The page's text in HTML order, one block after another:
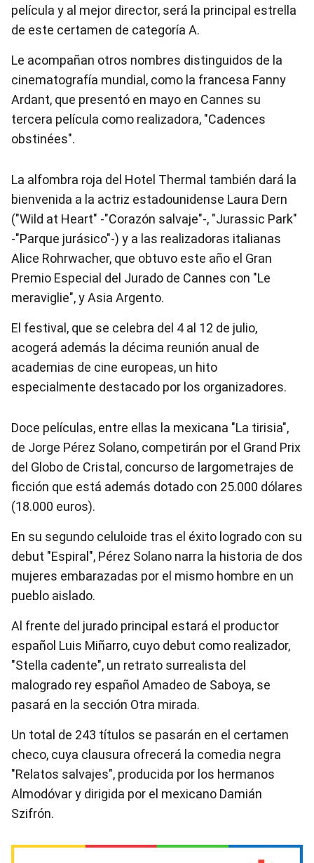
película y al mejor director, será la principal estrella
de este certamen de categoría A.
Le acompañan otros nombres distinguidos de la
cinematografía mundial, como la francesa Fanny
Ardant, que presentó en mayo en Cannes su
tercera película como realizadora, "Cadences
obstinées".
La alfombra roja del Hotel Thermal también dará la
bienvenida a la actriz estadounidense Laura Dern
("Wild at Heart" -"Corazón salvaje"-, "Jurassic Park"
-"Parque jurásico"-) y a las realizadoras italianas
Alice Rohrwacher, que obtuvo este año el Gran
Premio Especial del Jurado de Cannes con "Le
meraviglie", y Asia Argento.
El festival, que se celebra del 4 al 12 de julio,
acogerá además la décima reunión anual de
academias de cine europeas, un hito
especialmente destacado por los organizadores.
Doce películas, entre ellas la mexicana "La tirisia",
de Jorge Pérez Solano, competirán por el Grand Prix
del Globo de Cristal, concurso de largometrajes de
ficción que está además dotado con 25.000 dólares
(18.000 euros).
En su segundo celuloide tras el éxito logrado con su
debut "Espiral", Pérez Solano narra la historia de dos
mujeres embarazadas por el mismo hombre en un
pueblo aislado.
Al frente del jurado principal estará el productor
español Luis Miñarro, cuyo debut como realizador,
"Stella cadente", un retrato surrealista del
malogrado rey español Amadeo de Saboya, se
pasará en la sección Otra mirada.
Un total de 243 títulos se pasarán en el certamen
checo, cuya clausura ofrecerá la comedia negra
"Relatos salvajes", producida por los hermanos
Almodóvar y dirigida por el mexicano Damián
Szifrón.